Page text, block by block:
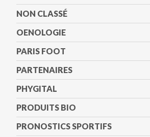
NON CLASSÉ
OENOLOGIE
PARIS FOOT
PARTENAIRES
PHYGITAL
PRODUITS BIO
PRONOSTICS SPORTIFS